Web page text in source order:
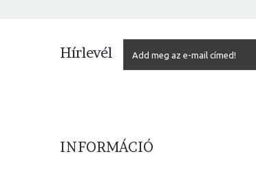
Hírlevél
INFORMÁCIÓ